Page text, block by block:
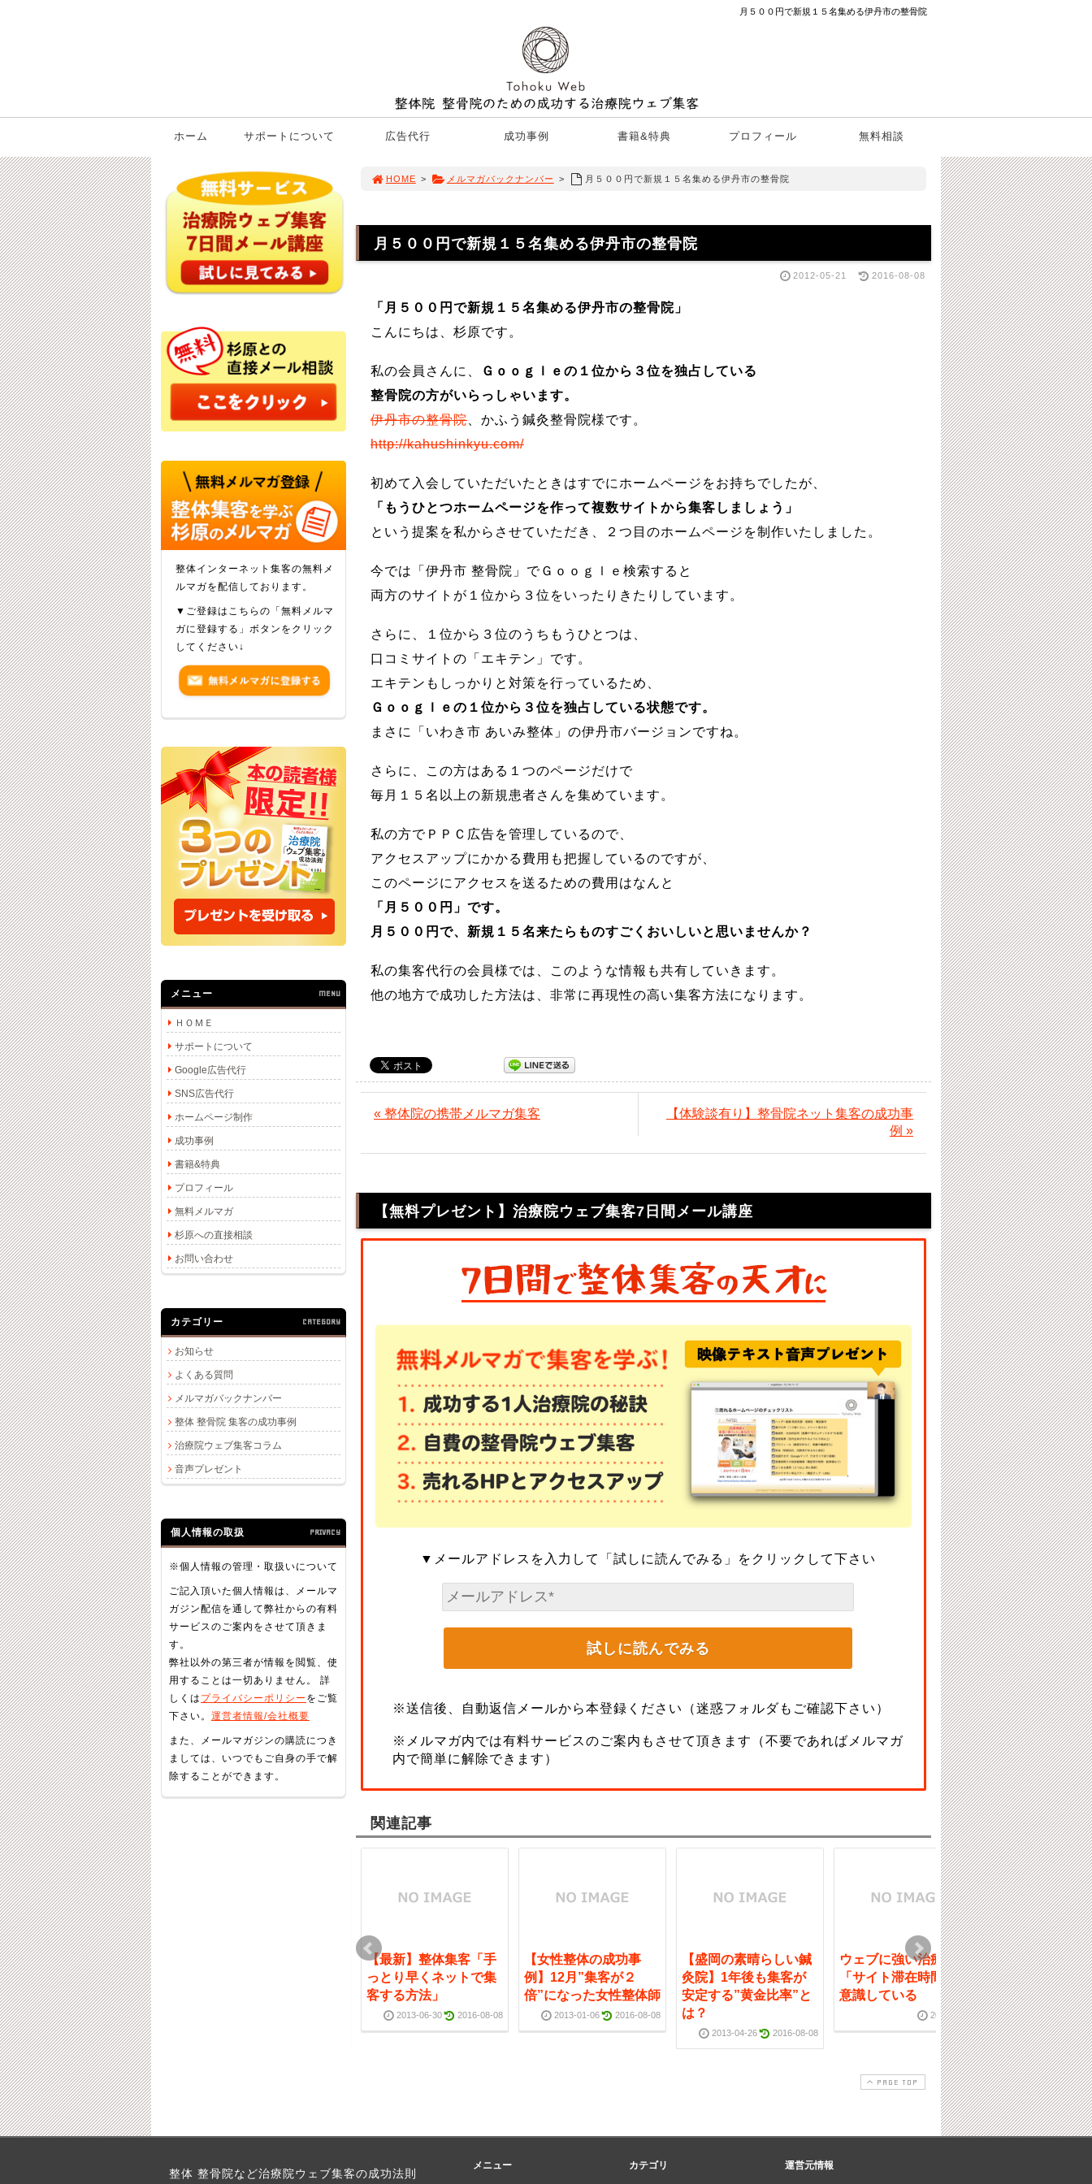
月５００円で新規１５名集める伊丹市の整骨院
ホーム サポートについて 広告代行 成功事例 書籍&特典 プロフィール 無料相談
HOME > メルマガバックナンバー > 月５００円で新規１５名集める伊丹市の整骨院
月５００円で新規１５名集める伊丹市の整骨院
2012-05-21 2016-08-08
「月５００円で新規１５名集める伊丹市の整骨院」
こんにちは、杉原です。
私の会員さんに、
Ｇｏｏｇｌｅの１位から３位を独占している
整骨院の方がいらっしゃいます。
伊丹市の整骨院 、かふう鍼灸整骨院様です。
http://kahushinkyu.com/
初めて入会していただいたときはすでにホームページをお持ちでしたが、
「もうひとつホームページを作って複数サイトから集客しましょう」
という提案を私からさせていただき、２つ目のホームページを制作いたしました。
今では「伊丹市 整骨院」でＧｏｏｇｌｅ検索すると
両方のサイトが１位から３位をいったりきたりしています。
さらに、１位から３位のうちもうひとつは、
口コミサイトの「エキテン」です。
エキテンもしっかりと対策を行っているため、
Ｇｏｏｇｌｅの１位から３位を独占している状態です。
まさに「いわき市 あいみ整体」の伊丹市バージョンですね。
さらに、この方はある１つのページだけで
毎月１５名以上の新規患者さんを集めています。
私の方でＰＰＣ広告を管理しているので、
アクセスアップにかかる費用も把握しているのですが、
このページにアクセスを送るための費用はなんと
「月５００円」です。
月５００円で、新規１５名来たらものすごくおいしいと思いませんか？
私の集客代行の会員様では、このような情報も共有していきます。
他の地方で成功した方法は、非常に再現性の高い集客方法になります。
« 整体院の携帯メルマガ集客
【体験談有り】整骨院ネット集客の成功事
例 »
【無料プレゼント】治療院ウェブ集客7日間メール講座
▼メールアドレスを入力して「試しに読んでみる」をクリックして下さい
※送信後、自動返信メールから本登録ください（迷惑フォルダもご確認下さい）
※メルマガ内では有料サービスのご案内もさせて頂きます（不要であればメルマガ
内で簡単に解除できます）
関連記事
れ
い
公
08-08
【３分で出来る】整体
院の売上を上げる”思考
法”
2013-03-07 2016-08-08
【最新】整体集客「手
っとり早くネットで集
客する方法」
2013-06-30 2016-08-08
【女性整体の成功事
例】12月”集客が２
倍”になった女性整体師
2013-01-06 2016-08-08
【盛岡の素晴らしい鍼
灸院】1年後も集客が
安定する”黄金比率”と
は？
2013-04-26 2016-08-08
ウェブに強い治療院は
「サイト滞在時間」を
意識している
2018-11-28
【整体集客】２
年記憶に残った
例
2013-12-27
「サイト滞在時間」を
年記憶に残った成功事
PAGE TOP
整体インターネット集客の無料メ
ルマガを配信しております。
▼ご登録はこちらの「無料メルマ
ガに登録する」ボタンをクリック
してください↓
メニュー MENU
ＨＯＭＥ
サポートについて
Google広告代行
SNS広告代行
ホームページ制作
成功事例
書籍&特典
プロフィール
無料メルマガ
杉原への直接相談
お問い合わせ
カテゴリー CATEGORY
お知らせ
よくある質問
メルマガバックナンバー
整体 整骨院 集客の成功事例
治療院ウェブ集客コラム
音声プレゼント
個人情報の取扱 PRIVACY
※個人情報の管理・取扱いについて
ご記入頂いた個人情報は、メールマ
ガジン配信を通して弊社からの有料
サービスのご案内をさせて頂きま
す。
弊社以外の第三者が情報を閲覧、使
用することは一切ありません。 詳
しくは プライバシーポリシー をご覧
下さい。 運営者情報/会社概要
また、メールマガジンの購読につき
ましては、いつでもご自身の手で解
除することができます。
整体 整骨院など治療院ウェブ集客の成功法則
メニュー カテゴリ 運営元情報